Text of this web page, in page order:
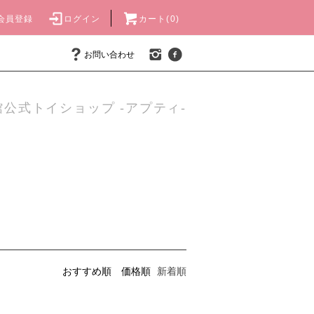
員登録 ログイン カート(0)
お問い合わせ
式トイショップ -アプティ-
おすすめ順 価格順 新着順